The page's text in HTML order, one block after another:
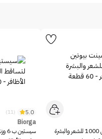
ايليمينت بيوتين 1000 للشعر والبشرة
5.0
(11)
Biorga